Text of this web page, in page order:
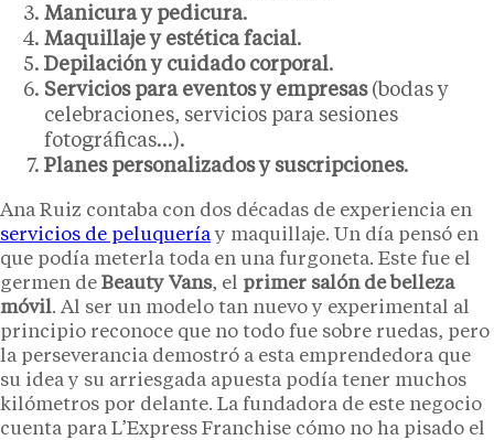
Manicura y pedicura.
Maquillaje y estética facial.
Depilación y cuidado corporal.
Servicios para eventos y empresas(bodas y
celebraciones, servicios para sesiones
fotográficas…).
Planes personalizados y suscripciones.
Ana Ruiz contaba con dos décadas de experiencia en
servicios de peluqueríay maquillaje. Un día pensó en
que podía meterla toda en una furgoneta. Este fue el
germen de Beauty Vans, el primer salón de belleza
móvil. Al ser un modelo tan nuevo y experimental al
principio reconoce que no todo fue sobre ruedas, pero
la perseverancia demostró a esta emprendedora que
su idea y su arriesgada apuesta podía tener muchos
kilómetros por delante. La fundadora de este negocio
cuenta para L’Express Franchise cómo no ha pisado el